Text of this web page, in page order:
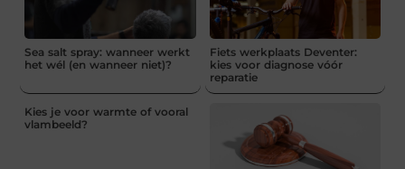
Sea salt spray: wanneer werkt
het wél (en wanneer niet)?
Fiets werkplaats Deventer:
kies voor diagnose vóór
reparatie
Kies je voor warmte of vooral
vlambeeld?